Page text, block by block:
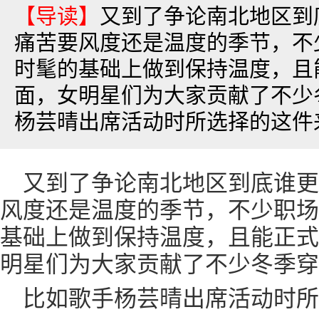
【导读】 又到了争论南北地区
痛苦要风度还是温度的季节，
时髦的基础上做到保持温度，
面，女明星们为大家贡献了不
杨芸晴出席活动时所选择的这
又到了争论南北地区到底谁
风度还是温度的季节，不少职
基础上做到保持温度，且能正
明星们为大家贡献了不少冬季
比如歌手杨芸晴出席活动时